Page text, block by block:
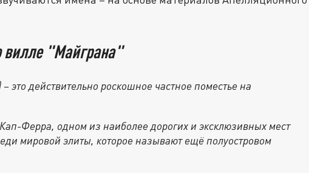
вилле "Майграна"
это действительно роскошное частное поместье на
Ферра, одном из наиболее дорогих и эксклюзивных мест
мировой элиты, которое называют ещё полуостровом